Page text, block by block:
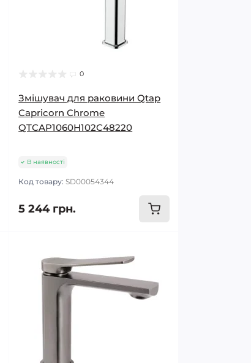
0
Змішувач для раковини Qtap
Capricorn Chrome
QTCAP1060H102C48220
В наявності
Код товару:SD00054344
5 244 грн.